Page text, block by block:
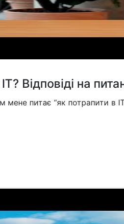
Відповіді на
питає “як потрапити в